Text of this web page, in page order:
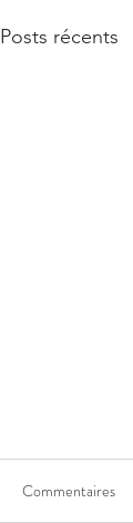
Posts récents
Commentaires